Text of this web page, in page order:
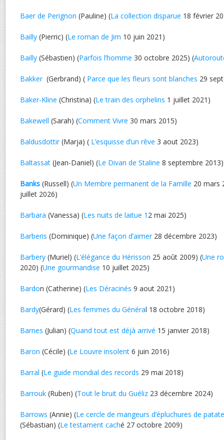
Baer de Perignon (Pauline) (La collection disparue 18 février
Bailly (Pierric) (Le roman de Jim 10 juin 2021)
Bailly (Sébastien) (Parfois l’homme 30 octobre 2025) (
Bakker (Gerbrand) ( Parce que les fleurs sont blanches 29
Baker-Kline (Christina) (Le train des orphelins 1 juillet 2021)
Bakewell (Sarah) (Comment Vivre 30 mars 2015)
Baldusdottir(Marja) ( L’esquisse d’un rêve 3 aout 2023)
Baltassat (Jean-Daniel) (Le Divan de Staline 8 septembre 2013)
Banks (Russell) (Un Membre permanent de la Famille 20 mars
juillet 2026)
Barbara (Vanessa) (Les nuits de laitue 1 2 mai 2025)
Barberis (Dominique) (Une façon d’aimer28 décembre 2023)
Barbery (Muriel) (L’élégance du Hérisson 25 août 2009) (Une
2020) (Une gourmandise 10 juillet 2025)
Bardon (Catherine) (Les Déracinés 9 aout 2021)
Bardy(Gérard) (Les femmes du Général 18 octobre 2018)
Barnes (Julian) (Quand tout est déjà arrivé 15 janvier 2018)
Baron (Cécile) (Le Louvre insolent 6 juin 2016)
Barral (Le guide mondial des records 29 mai 2018)
Barrouk (Ruben) (Tout le bruit du Guéliz 23 décembre 2024)
Barrows (Annie) (Le cercle de mangeurs d’épluchures de
(Sébastian) (Le testament caché 27 octobre 2009)